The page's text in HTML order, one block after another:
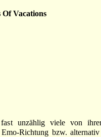
Vacations
unzählig viele von
Richtung bzw. alternativ